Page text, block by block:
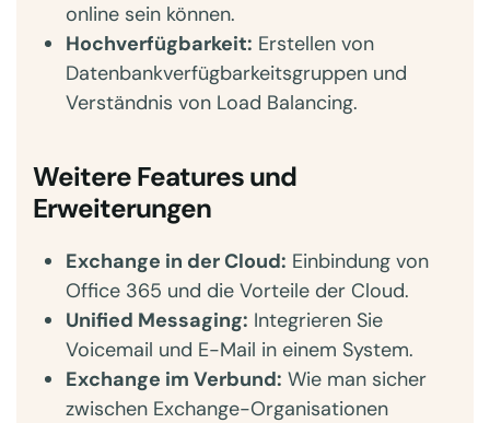
online sein können.
Hochverfügbarkeit: Erstellen von
Datenbankverfügbarkeitsgruppen und
Verständnis von Load Balancing.
Weitere Features und
Erweiterungen
Exchange in der Cloud: Einbindung von
Office 365 und die Vorteile der Cloud.
Unified Messaging: Integrieren Sie
Voicemail und E-Mail in einem System.
Exchange im Verbund: Wie man sicher
zwischen Exchange-Organisationen